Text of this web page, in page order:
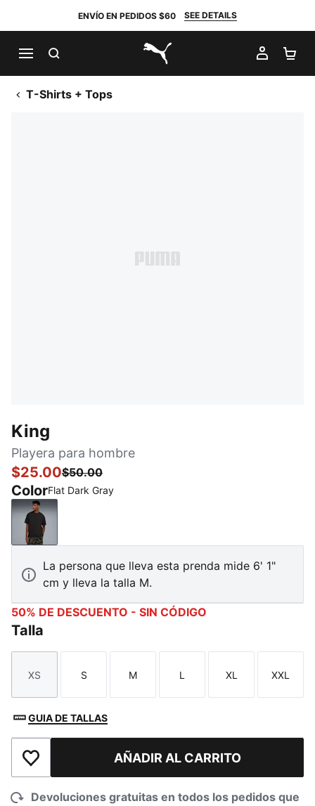
ENVÍO EN PEDIDOS $60 SEE DETAILS
PUMA.com
MI
T-Shirts + Tops
King
Playera para hombre
$25.00$50.00
ColorFlat Dark Gray
Flat Dark Gray
La persona que lleva esta prenda mide 6' 1"
cm y lleva la talla M.
50% DE DESCUENTO - SIN CÓDIGO
Talla
Talla
XS
Talla
S
Talla
M
Talla
L
Talla
XL
Talla
XXL
GUIA DE TALLAS
Añadir a la lista de deseosAÑADIR AL CARRITO
Devoluciones gratuitas en todos los pedidos que